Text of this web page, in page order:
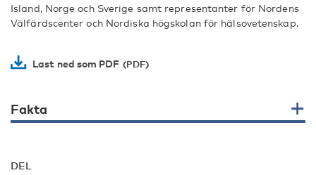
Island, Norge och Sverige samt representanter för Nordens
Välfärdscenter och Nordiska högskolan för hälsovetenskap.
Last ned som PDF
Fakta
DEL